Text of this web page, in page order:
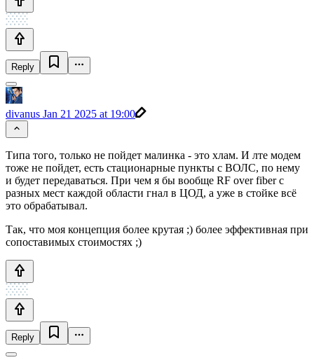
Reply
divanus Jan 21 2025 at 19:00
Типа того, только не пойдет малинка - это хлам. И лте модем
тоже не пойдет, есть стационарные пункты с ВОЛС, по нему
и будет передаваться. При чем я бы вообще RF over fiber с
разных мест каждой области гнал в ЦОД, а уже в стойке всё
это обрабатывал.
Так, что моя концепция более крутая ;) более эффективная при
сопоставимых стоимостях ;)
Reply